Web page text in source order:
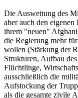
Die Ausweitung des
aber auch den
ihrem "neuen"
die Regierung mehr
wollen (Stärkung der
Strukturen, Aufbau
Flüchtlinge,
ausschließlich die
Aufstockung der
als die gesamte zivile